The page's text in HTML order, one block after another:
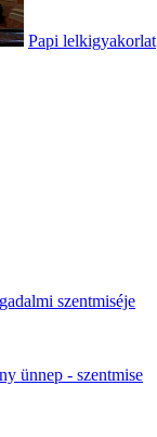
Papi lelkigyakorlat
szentmiséje
ünnep - szentmise